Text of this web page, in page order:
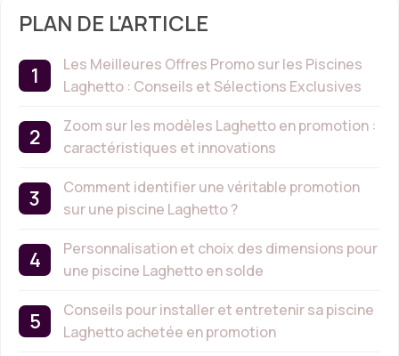
PLAN DE L'ARTICLE
Les Meilleures Offres Promo sur les Piscines
Laghetto : Conseils et Sélections Exclusives
Zoom sur les modèles Laghetto en promotion :
caractéristiques et innovations
Comment identifier une véritable promotion
sur une piscine Laghetto ?
Personnalisation et choix des dimensions pour
une piscine Laghetto en solde
Conseils pour installer et entretenir sa piscine
Laghetto achetée en promotion